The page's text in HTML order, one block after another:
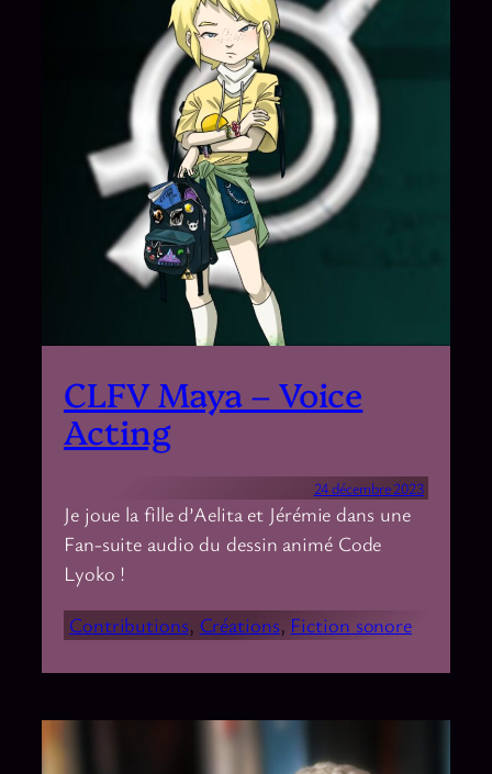
CLFV Maya – Voice
Acting
24 décembre 2023
Je joue la fille d’Aelita et Jérémie dans une
Fan-suite audio du dessin animé Code
Lyoko !
Contributions, Créations, Fiction sonore